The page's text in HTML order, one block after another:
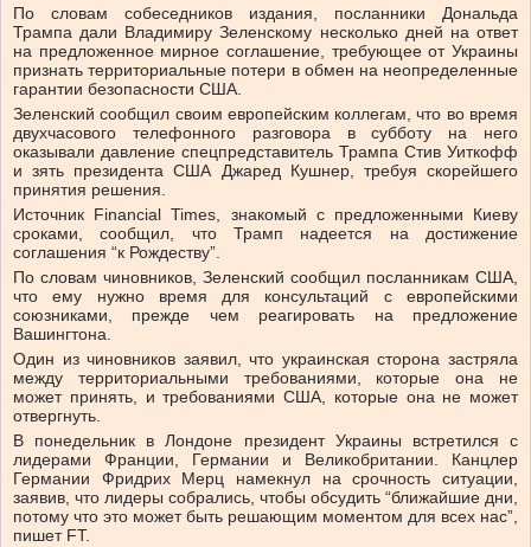
По словам собеседников издания, посланники Дональда
Трампа дали Владимиру Зеленскому несколько дней на ответ
на предложенное мирное соглашение, требующее от Украины
признать территориальные потери в обмен на неопределенные
гарантии безопасности США.
Зеленский сообщил своим европейским коллегам, что во время
двухчасового телефонного разговора в субботу на него
оказывали давление спецпредставитель Трампа Стив Уиткофф
и зять президента США Джаред Кушнер, требуя скорейшего
принятия решения.
Источник Financial Times, знакомый с предложенными Киеву
сроками, сообщил, что Трамп надеется на достижение
соглашения “к Рождеству”.
По словам чиновников, Зеленский сообщил посланникам США,
что ему нужно время для консультаций с европейскими
союзниками, прежде чем реагировать на предложение
Вашингтона.
Один из чиновников заявил, что украинская сторона застряла
между территориальными требованиями, которые она не
может принять, и требованиями США, которые она не может
отвергнуть.
В понедельник в Лондоне президент Украины встретился с
лидерами Франции, Германии и Великобритании. Канцлер
Германии Фридрих Мерц намекнул на срочность ситуации,
заявив, что лидеры собрались, чтобы обсудить “ближайшие дни,
потому что это может быть решающим моментом для всех нас”,
пишет FT.